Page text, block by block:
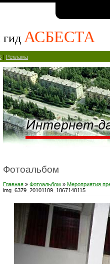
АСБЕСТА
| Реклама
Фотоальбом
Главная » Фотоальбом » Мероприятия
img_6379_20101109_1867148115